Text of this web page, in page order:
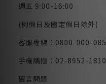
週五 9:00-16:00
(例假日及國定假日除外)
客服專線：0800-000-085
手機請撥：02-8952-1810
留言問題